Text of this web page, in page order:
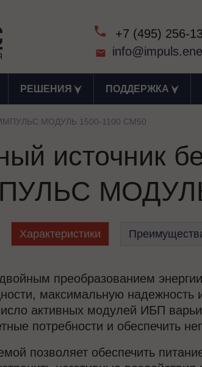
+7 (495) 256-
РЕШЕНИЯ ПОДДЕРЖКА
МОДУЛЬ 1500-1100 СМ50
источник
Характеристики
преобразованием
максимальную надежность
активных модулей ИБП
потребности и обеспечить
позволяет обеспечить